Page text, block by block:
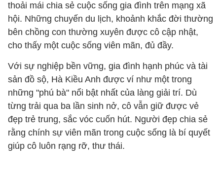
thoải mái chia sẻ cuộc sống gia đình trên mạng xã
hội. Những chuyến du lịch, khoảnh khắc đời thường
bên chồng con thường xuyên được cô cập nhật,
cho thấy một cuộc sống viên mãn, đủ đầy.
Với sự nghiệp bền vững, gia đình hạnh phúc và tài
sản đồ sộ, Hà Kiều Anh được ví như một trong
những "phú bà" nổi bật nhất của làng giải trí. Dù
từng trải qua ba lần sinh nở, cô vẫn giữ được vẻ
đẹp trẻ trung, sắc vóc cuốn hút. Người đẹp chia sẻ
rằng chính sự viên mãn trong cuộc sống là bí quyết
giúp cô luôn rạng rỡ, thư thái.